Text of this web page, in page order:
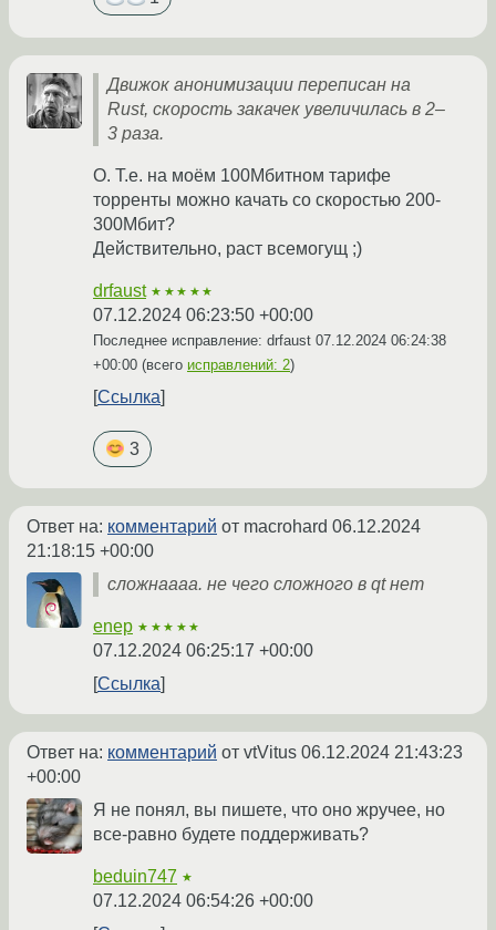
Движок анонимизации переписан на
Rust, скорость закачек увеличилась в 2–
3 раза.
О. Т.е. на моём 100Мбитном тарифе
торренты можно качать со скоростью 200-
300Мбит?
Действительно, раст всемогущ ;)
drfaust ★★★★★
07.12.2024 06:23:50 +00:00
Последнее исправление: drfaust 07.12.2024 06:24:38
+00:00 (всего исправлений: 2)
Ссылка
3
Ответ на: комментарий от macrohard 06.12.2024
21:18:15 +00:00
сложнаааа. не чего сложного в qt нет
enep ★★★★★
07.12.2024 06:25:17 +00:00
Ссылка
Ответ на: комментарий от vtVitus 06.12.2024 21:43:23
+00:00
Я не понял, вы пишете, что оно жручее, но
все-равно будете поддерживать?
beduin747 ★
07.12.2024 06:54:26 +00:00